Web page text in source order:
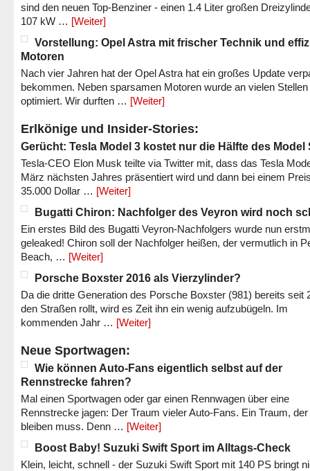
sind den neuen Top-Benziner - einen 1.4 Liter großen
107 kW … [Weiter]
Vorstellung: Opel Astra mit frischer Technik und
Motoren
Nach vier Jahren hat der Opel Astra hat ein großes Update
bekommen. Neben sparsamen Motoren wurde an vielen Stellen
optimiert. Wir durften … [Weiter]
Erlkönige und Insider-Stories:
Gerücht: Tesla Model 3 kostet nur die Hälfte des Model
Tesla-CEO Elon Musk teilte via Twitter mit, dass das Tesla
März nächsten Jahres präsentiert wird und dann bei einem
35.000 Dollar … [Weiter]
Bugatti Chiron: Nachfolger des Veyron wird noch
Ein erstes Bild des Bugatti Veyron-Nachfolgers wurde nun
geleaked! Chiron soll der Nachfolger heißen, der vermutlich in
Beach, … [Weiter]
Porsche Boxster 2016 als Vierzylinder?
Da die dritte Generation des Porsche Boxster (981) bereits seit
den Straßen rollt, wird es Zeit ihn ein wenig aufzubügeln. Im
kommenden Jahr … [Weiter]
Neue Sportwagen:
Wie können Auto-Fans eigentlich selbst auf der
Rennstrecke fahren?
Mal einen Sportwagen oder gar einen Rennwagen über eine
Rennstrecke jagen: Der Traum vieler Auto-Fans. Ein Traum,
bleiben muss. Denn … [Weiter]
Boost Baby! Suzuki Swift Sport im Alltags-Check
Klein, leicht, schnell - der Suzuki Swift Sport mit 140 PS bringt